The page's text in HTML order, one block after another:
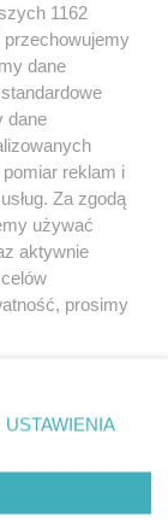
portali
z nami
1162
dane
dane
reklam i
Za zgodą
używać
aktywnie
prosimy
rogu strony
nie wymagają
się
USTAWIENIA